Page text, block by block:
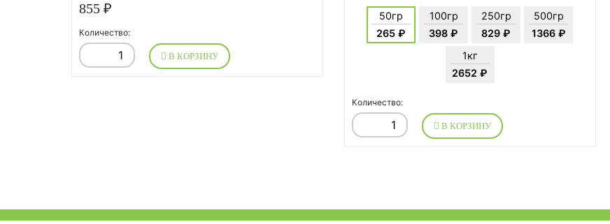
855 ₽
Количество:
В КОРЗИНУ
50гр
265 ₽
100гр
398 ₽
250гр
829 ₽
500гр
1366 ₽
1кг
2652 ₽
Количество:
В КОРЗИНУ